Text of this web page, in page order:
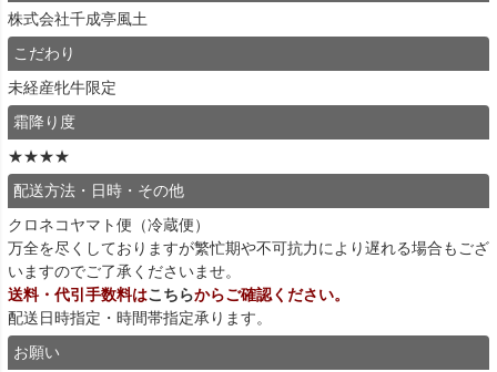
株式会社千成亭風土
こだわり
未経産牝牛限定
霜降り度
★★★★
配送方法・日時・その他
クロネコヤマト便（冷蔵便）
万全を尽くしておりますが繁忙期や不可抗力により遅れる場合もござ
いますのでご了承くださいませ。
送料・代引手数料はこちらからご確認ください。
配送日時指定・時間帯指定承ります。
お願い